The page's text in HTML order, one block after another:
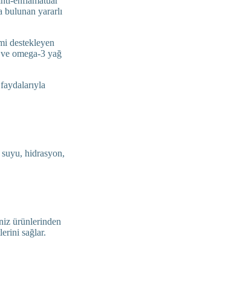
yararlı
destekleyen
omega-3 yağ
suyu, hidrasyon,
ürünlerinden
sağlar.